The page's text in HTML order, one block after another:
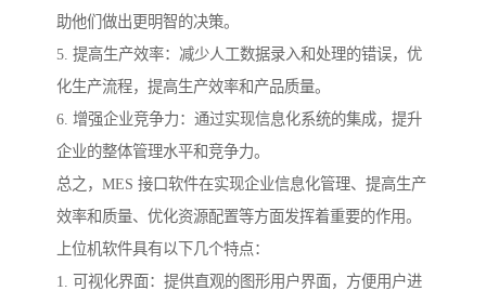
助他们做出更明智的决策。
5. 提高生产效率：减少人工数据录入和处理的错误，优
化生产流程，提高生产效率和产品质量。
6. 增强企业竞争力：通过实现信息化系统的集成，提升
企业的整体管理水平和竞争力。
总之，MES 接口软件在实现企业信息化管理、提高生产
效率和质量、优化资源配置等方面发挥着重要的作用。
上位机软件具有以下几个特点：
1. 可视化界面：提供直观的图形用户界面，方便用户进